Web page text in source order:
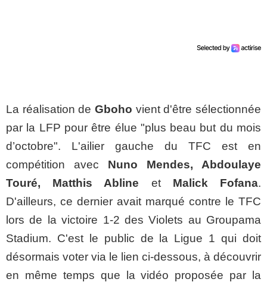
La réalisation de Gboho vient d'être sélectionnée
par la LFP pour être élue "plus beau but du mois
d’octobre". L'ailier gauche du TFC est en
compétition avec Nuno Mendes, Abdoulaye
Touré, Matthis Abline et Malick Fofana.
D'ailleurs, ce dernier avait marqué contre le TFC
lors de la victoire 1-2 des Violets au Groupama
Stadium. C'est le public de la Ligue 1 qui doit
désormais voter via le lien ci-dessous, à découvrir
en même temps que la vidéo proposée par la